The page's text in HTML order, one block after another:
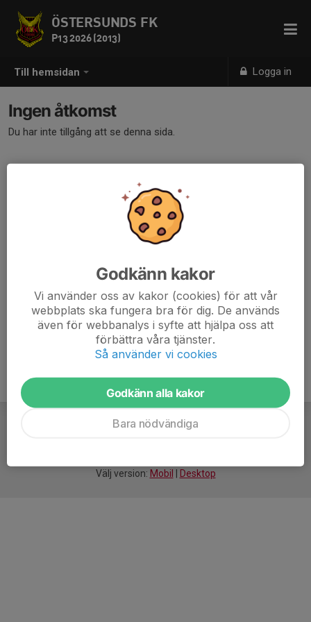
Till hemsidan Logga in
ÖSTERSUNDS FK
P13 2026 (2013)
Ingen åtkomst
Du har inte tillgång att se denna sida.
Välj version: Mobil Desktop
Godkänn kakor
Vi använder oss av kakor (cookies) för att vår
webbplats ska fungera bra för dig. De används
även för webbanalys i syfte att hjälpa oss att
förbättra våra tjänster.
Så använder vi cookies
Godkänn alla kakor
Bara nödvändiga